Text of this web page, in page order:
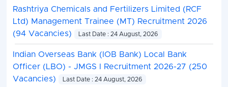
Rashtriya Chemicals and Fertilizers Limited (RCF
Ltd) Management Trainee (MT) Recruitment 2026
(94 Vacancies)
Last Date : 24 August, 2026
Indian Overseas Bank (IOB Bank) Local Bank
Officer (LBO) - JMGS I Recruitment 2026-27 (250
Vacancies)
Last Date : 24 August, 2026